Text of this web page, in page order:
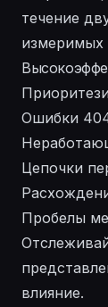
течение
измеримых
Ошибки
Цепочки
Пробелы
влияние.